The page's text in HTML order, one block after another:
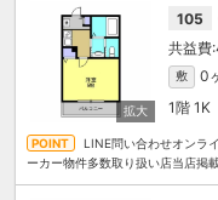
105
敷 0
1階 1K
LINE問い合わせオンラ
ーカー物件多数取り扱い店当店掲